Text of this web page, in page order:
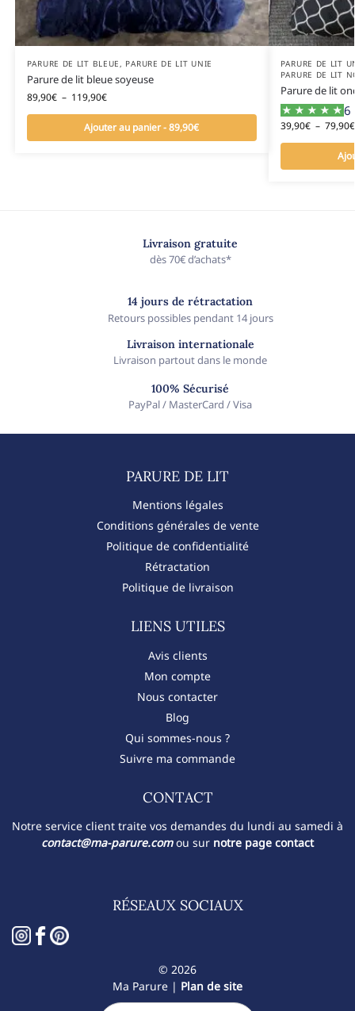
PARURE DE LIT BLEUE , PARURE DE LIT UNIE
Parure de lit bleue soyeuse
89,90€ – 119,90€
Ajouter au panier - 89,90€
PARURE DE LIT
PARURE DE LIT
Parure de lit
6
39,90€ – 79,90€
Livraison gratuite
dès 70€ d’achats*
14 jours de rétractation
Retours possibles pendant 14 jours
Livraison internationale
Livraison partout dans le monde
100% Sécurisé
PayPal / MasterCard / Visa
PARURE DE LIT​
Mentions légales
Conditions générales de vente
Politique de confidentialité
Rétractation
Politique de livraison
LIENS UTILES
Avis clients
Mon compte
Nous contacter
Blog
Qui sommes-nous ?
Suivre ma commande
CONTACT​
Notre service client traite vos demandes du lundi au samedi à
contact@ma-parure.comou sur notre page contact
RÉSEAUX SOCIAUX
© 2026
Ma Parure | Plan de site